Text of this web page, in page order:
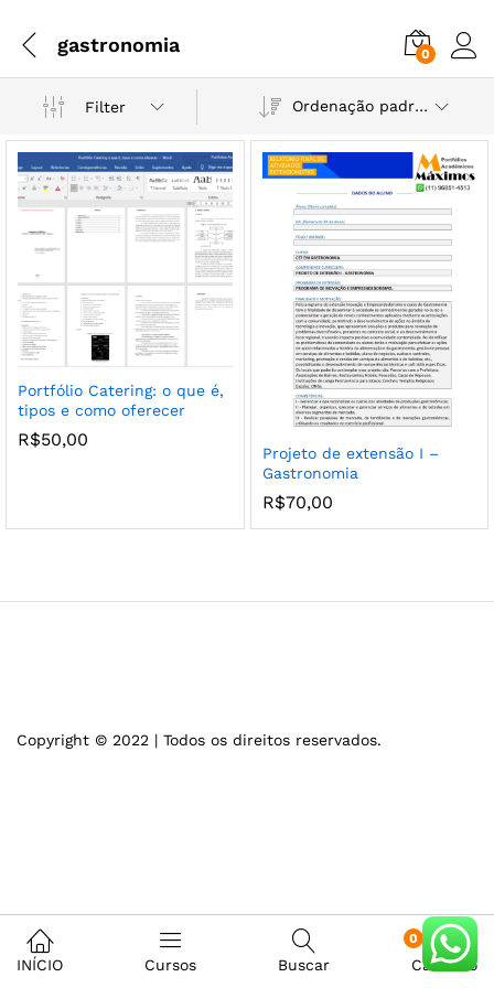
gastronomia 0
Filter Ordenação padrão
Portfólio Catering: o que é,
tipos e como oferecer
R$50,00
Projeto de extensão I –
Gastronomia
R$70,00
Copyright © 2022 | Todos os direitos reservados.
INÍCIO Cursos Buscar
0
Carrinho